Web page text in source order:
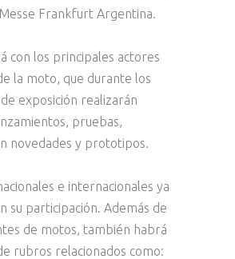
Frankfurt Argentina.
con los principales actores
la moto, que durante los
exposición realizarán
pruebas,
novedades y prototipos.
e internacionales ya
su participación. Además de
de motos, también habrá
rubros relacionados como: